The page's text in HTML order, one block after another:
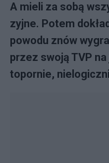
A mie­li za so­bą
zyj­ne. Po­tem
po­wo­du znów
przez swo­ją TVP
to­por­nie,